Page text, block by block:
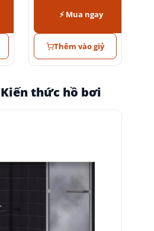
⚡ Mua ngay
Thêm vào giỷ
thức hồ bơi